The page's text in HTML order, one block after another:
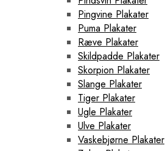
Pingvine Plakater
Puma Plakater
Ræve Plakater
Skildpadde Plakater
Skorpion Plakater
Slange Plakater
Tiger Plakater
Ugle Plakater
Ulve Plakater
Vaskebjørne Plakater